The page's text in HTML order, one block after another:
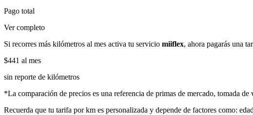
Pago total
Ver completo
Si recorres más kilómetros al mes activa tu servicio miiflex, ahora pagarás una
$441 al mes
sin reporte de kilómetros
*La comparación de precios es una referencia de primas de mercado, tomada
Recuerda que tu tarifa por km es personalizada y depende de factores como: